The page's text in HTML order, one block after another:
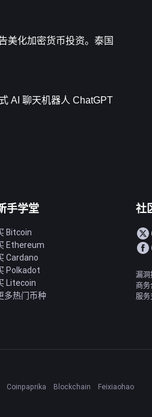
美化加密货币投资。泰国
AI 聊天机器人 ChatGPT
手学堂
Bitcoin
Ethereum
Cardano
Polkadot
Litecoin
多热门币种
社
漏
商
服
Coinpaprika Blockchain
Feixiaohao